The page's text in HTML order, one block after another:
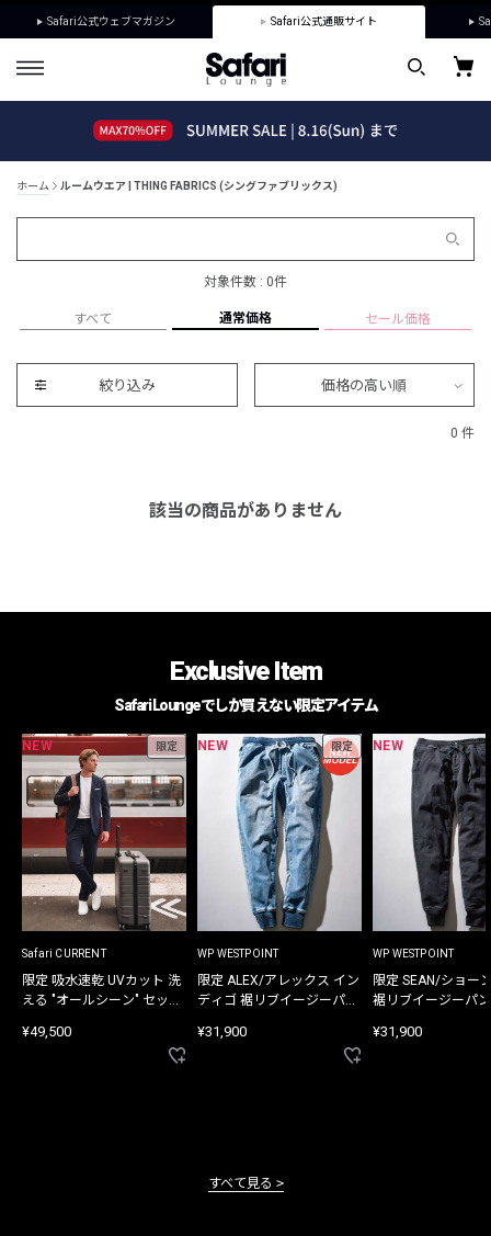
Safari公式ウェブマガジン Safari公式通販サイト
ホーム ルームウエア | THING FABRICS (シングファブリックス)
対象件数 : 0件
すべて 通常価格 セール価格
絞り込み 価格の高い順
0 件
該当の商品がありません
Exclusive Item
Safari Loungeでしか買えない限定アイテム
NEW 限定
Safari CURRENT
限定 吸水速乾 UVカット 洗
える "オールシーン" セット
¥49,500
NEW 限定
WP WESTPOINT
限定 ALEX/アレックス イン
ディゴ 裾リブイージーパン
¥31,900
NEW
WP WESTPOINT
限定 SEAN/ショー
裾リブイージーパ
¥31,900
すべて見る